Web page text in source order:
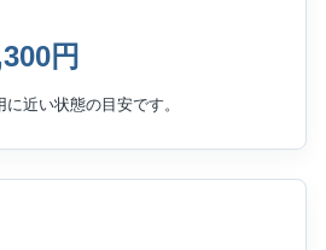
円
近い状態の目安です。